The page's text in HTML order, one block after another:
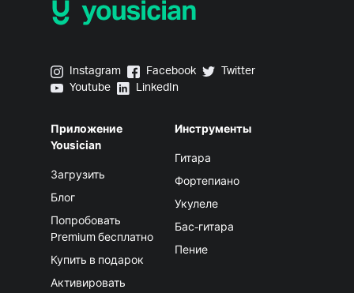
Yousician on Instagram
Instagram Yousician on Facebook
Facebook Yousician on Twitter
Twitter
Yousician on Youtube
Youtube Yousician on LinkedIn
LinkedIn
Приложение
Yousician
Загрузить
Блог
Попробовать
Premium бесплатно
Купить в подарок
Активировать
Инструменты
Гитара
Фортепиано
Укулеле
Бас-гитара
Пение